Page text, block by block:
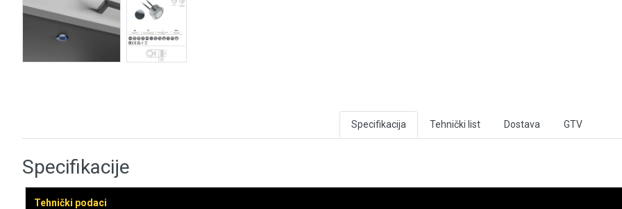
Specifikacija Tehnički list Dostava GTV
Specifikacije
Tehnički podaci